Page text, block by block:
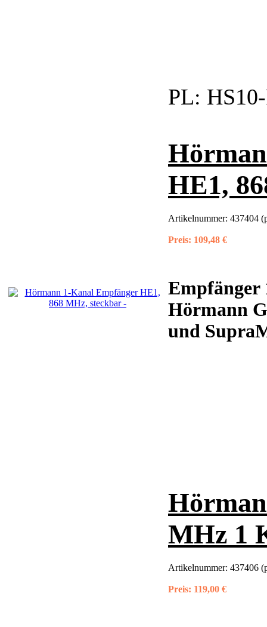
PL:
HE1,
Artikelnummer: 437404
Preis: 109,48 €
Empfänger
Hörmann
und
MHz 1
Artikelnummer: 437406
Preis: 119,00 €